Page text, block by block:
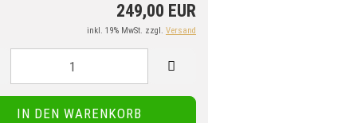
249,00 EUR
inkl. 19% MwSt. zzgl. Versand